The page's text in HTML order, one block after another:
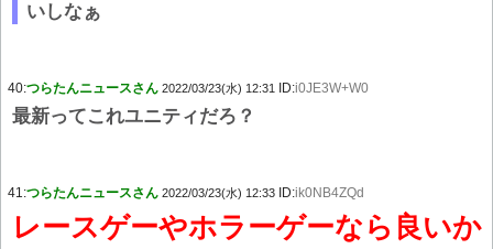
いしなぁ
40:つらたんニュースさん 2022/03/23(水) 12:31 ID:i0JE3W+W0
最新ってこれユニティだろ？
41:つらたんニュースさん 2022/03/23(水) 12:33 ID:ik0NB4ZQd
レースゲーやホラーゲーなら良いか